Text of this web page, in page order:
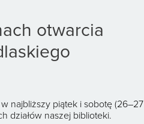
otwarcia
najbliższy piątek i sobotę (26–27
działów naszej biblioteki.